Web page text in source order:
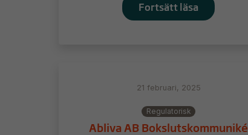
Fortsätt läsa
21 februari, 2025
Regulatorisk
Abliva AB Bokslutskommuniké